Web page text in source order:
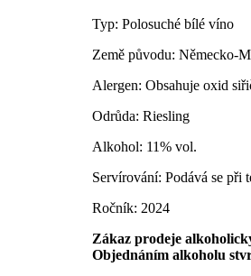
Typ: Polosuché bílé víno
Země původu: Německo-
Alergen: Obsahuje oxid
Odrůda: Riesling
Alkohol: 11% vol.
Servírování: Podává se při
Ročník: 2024
Zákaz prodeje
Objednáním alkoholu